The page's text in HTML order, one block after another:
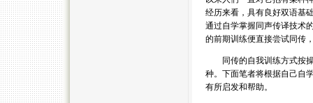
经历来看，具有良好双语基
通过自学掌握同声传译技术
的前期训练便直接尝试同传
同传的自我训练方式按操
种。下面笔者将根据自己自
有所启发和帮助。